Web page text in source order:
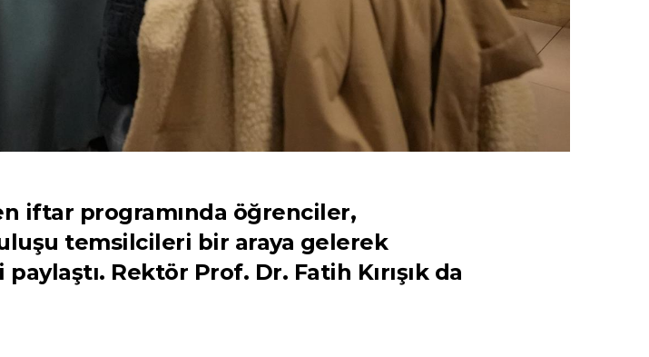
iftar programında öğrenciler,
temsilcileri bir araya gelerek
Rektör Prof. Dr. Fatih Kırışık da